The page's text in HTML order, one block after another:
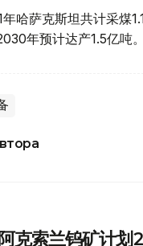
哈萨克斯坦共计采煤
年预计达产1.5亿吨。
克索兰钨矿计划